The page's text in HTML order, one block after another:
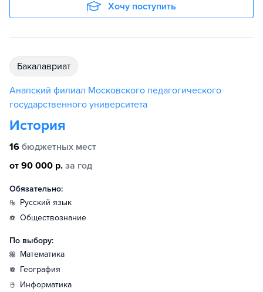
Хочу поступить
бакалавриат
Анапский филиал Московского педагогического
государственного университета
История
16 бюджетных мест
от 90 000 р. за год
Обязательно:
русский язык
обществознание
По выбору:
математика
география
информатика